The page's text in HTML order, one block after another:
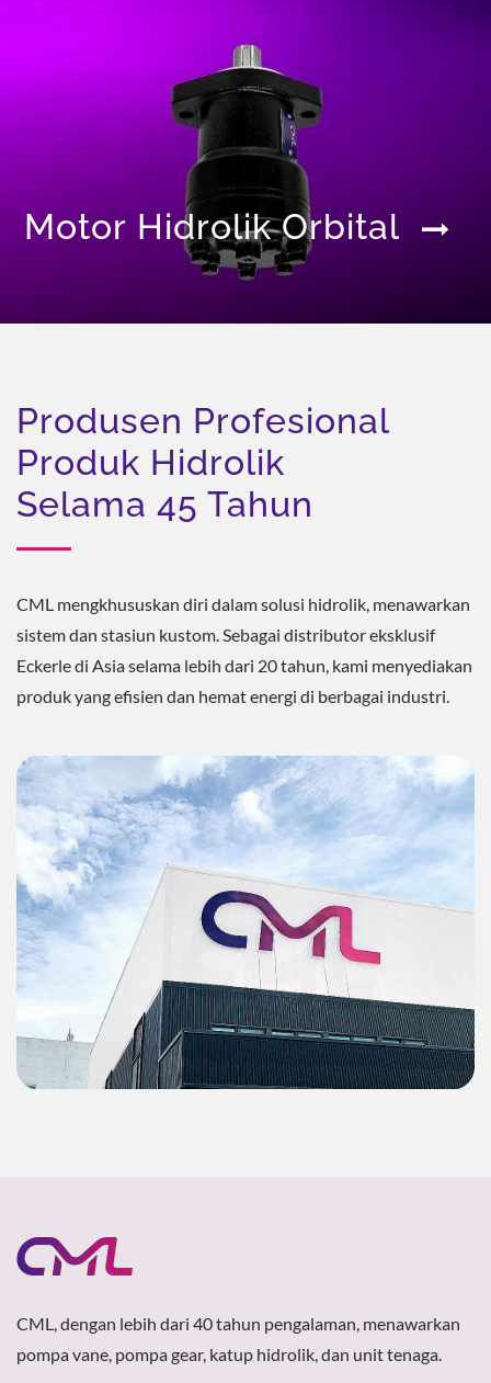
Motor Hidrolik Orbital
Produsen Profesional
Produk Hidrolik
Selama 45 Tahun
CML mengkhususkan diri dalam solusi hidrolik, menawarkan
sistem dan stasiun kustom. Sebagai distributor eksklusif
Eckerle di Asia selama lebih dari 20 tahun, kami menyediakan
produk yang efisien dan hemat energi di berbagai industri.
CML, dengan lebih dari 40 tahun pengalaman, menawarkan
pompa vane, pompa gear, katup hidrolik, dan unit tenaga.